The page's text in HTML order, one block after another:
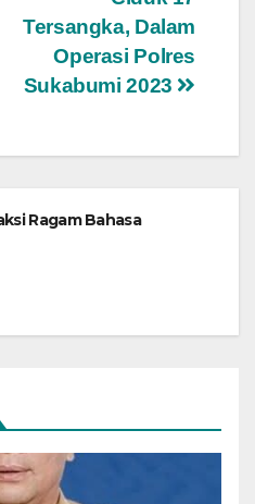
Tersangka, Dalam
Operasi Polres
Sukabumi 2023
Ragam Bahasa